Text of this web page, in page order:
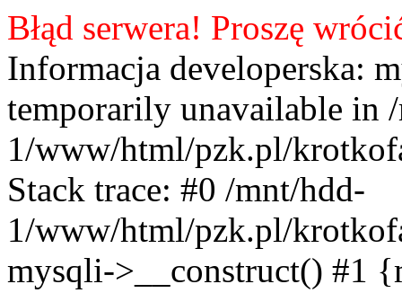
Błąd serwera! Proszę
Informacja developerska:
temporarily unavailable in
1/www/html/pzk.pl/
Stack trace: #0 /mnt/hdd-
1/www/html/pzk.pl/
mysqli->__construct() #1